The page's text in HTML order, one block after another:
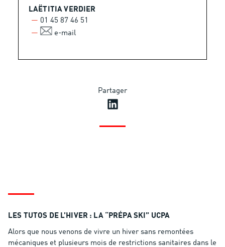
LAËTITIA VERDIER
01 45 87 46 51
e-mail
Partager
LES TUTOS DE L’HIVER : LA “PRÉPA SKI” UCPA
Alors que nous venons de vivre un hiver sans remontées
mécaniques et plusieurs mois de restrictions sanitaires dans le